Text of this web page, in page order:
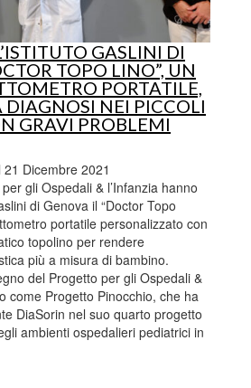
GASLINI DI
TOPO LINO”, UN
PORTATILE,
DIAGNOSI NEI PICCOLI
GRAVI PROBLEMI
Dicembre 2021
gli Ospedali & l’Infanzia hanno
di Genova il “Doctor Topo
portatile personalizzato con
topolino per rendere
più a misura di bambino.
del Progetto per gli Ospedali &
come Progetto Pinocchio, che ha
DiaSorin nel suo quarto progetto
ambienti ospedalieri pediatrici in